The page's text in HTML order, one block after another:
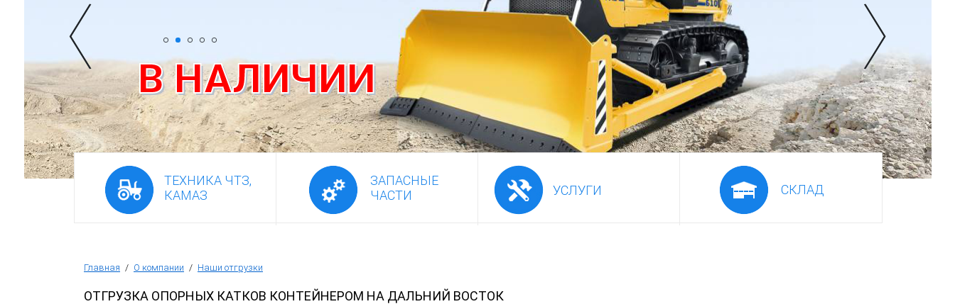
Фронтальный погрузчик ПК-65
В НАЛИЧИИ
ТЕХНИКА ЧТЗ,
КАМАЗ
ЗАПАСНЫЕ
ЧАСТИ
УСЛУГИ СКЛАД
Главная / О компании / Наши отгрузки
ОТГРУЗКА ОПОРНЫХ КАТКОВ КОНТЕЙНЕРОМ НА ДАЛЬНИЙ ВОСТОК